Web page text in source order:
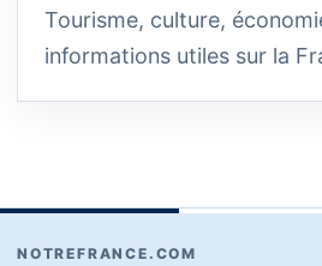
Tourisme, culture,
informations utiles sur la
NOTREFRANCE.COM